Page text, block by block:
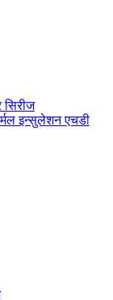
सिरीज
इन्सुलेशन एचडी